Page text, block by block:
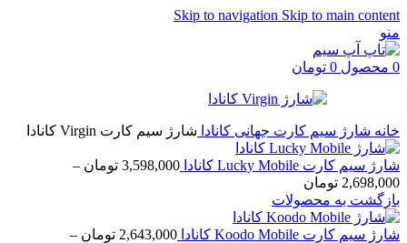
Skip to navigation Skip to main content
منو
0 محصول 0 تومان
خانه شارژ سیم کارت جهانی کانادا شارژ سیم کارت Virgin کانادا
شارژ سیم کارت Lucky Mobile کانادا 3,598,000 تومان –
2,698,000 تومان
range:
2,698,000 تومان
through
بازگشت به محصولات
شارژ سیم کارت Koodo Mobile کانادا 2,643,000 تومان –